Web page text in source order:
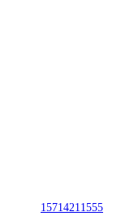
15714211555